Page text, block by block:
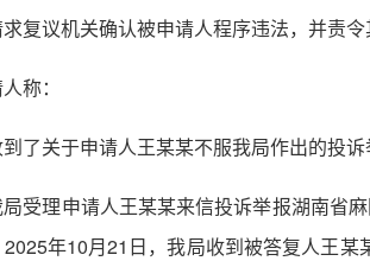
复议机关确认被申请人程序违法，并责
称：
了关于申请人王某某不服我局作出的投
受理申请人王某某来信投诉举报湖南省
年10月21日，我局收到被答复人王